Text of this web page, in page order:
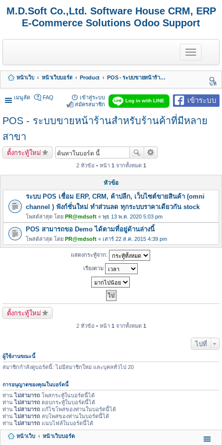
M.D.Soft Co.,Ltd. Software House CRM, ERP
E-Commerce Solutions Odoo Support
T
o
g
e
n
a
i
g
หน้าเว็บ หน้าเว็บบอร์ด Product
POS - ระบบขายหน้าร้านสำหรับร้านค้าที่มีหลายสาขา
นห
า
เมนูลัด
เข้าระบบ
Log in with LINE
FAQ
เข้าสู่ระบบ
สมัครสมาชิก
POS - ระบบขายหน้าร้านสำหรับร้านค้าที่มีหลาย
สาขา
ตั้งกระทู้ใหม่
2 หัวข้อ • หน้า 1 จากทั้งหมด 1
หัวข้อ
ระบบ POS เชื่อม ERP, CRM, ค้าปลีก, เว็บไซต์ขายสินค้า (omni
channel ) ฟังก์ชั่นใหม่ ทำส่วนลด ทุกระบบราคาเดียวกัน stock
โพสต์ล่าสุด โดย PR@mdsoft « พุธ 13 พ.ค. 2020 5:03 pm
POS สามารถขอ Demo ได้ตามที่อยู่ด้านล่างนี้
โพสต์ล่าสุด โดย PR@mdsoft « เสาร์ 22 ส.ค. 2015 4:39 pm
แสดงกระทู้จาก:
เรียงตาม
ตั้งกระทู้ใหม่
2 หัวข้อ • หน้า 1 จากทั้งหมด 1
ไปที่
ผู้ใช้งานขณะนี้
สมาชิกกำลังดูบอร์ดนี้: ไม่มีสมาชิกใหม่ และบุคลทั่วไป 20
การอนุญาตของคุณในบอร์ดนี้
ท่านไม่สามารถ โพสกระทู้ในบอร์ดนี้ได้
ท่านไม่สามารถ ตอบกระทู้ในบอร์ดนี้ได้
ท่านไม่สามารถ แก้ไขโพสของท่านในบอร์ดนี้ได้
ท่านไม่สามารถ ลบโพสของท่านในบอร์ดนี้ได้
ท่านไม่สามารถ แนบไฟล์ในบอร์ดนี้ได้
หน้าเว็บ หน้าเว็บบอร์ด